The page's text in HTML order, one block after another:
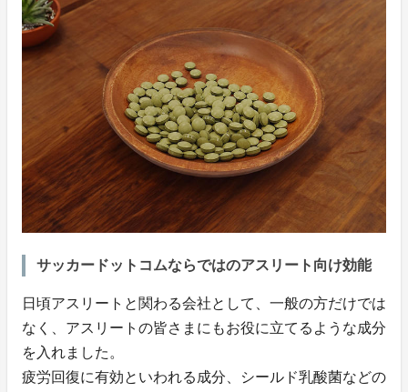
サッカードットコムならではのアスリート向け効能
日頃アスリートと関わる会社として、一般の方だけでは
なく、アスリートの皆さまにもお役に立てるような成分
を入れました。
疲労回復に有効といわれる成分、シールド乳酸菌などの